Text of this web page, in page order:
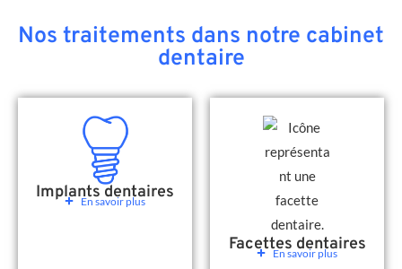
Nos traitements dans notre cabinet
dentaire
Implants dentaires
En savoir plus
Facettes dentaires
En savoir plus